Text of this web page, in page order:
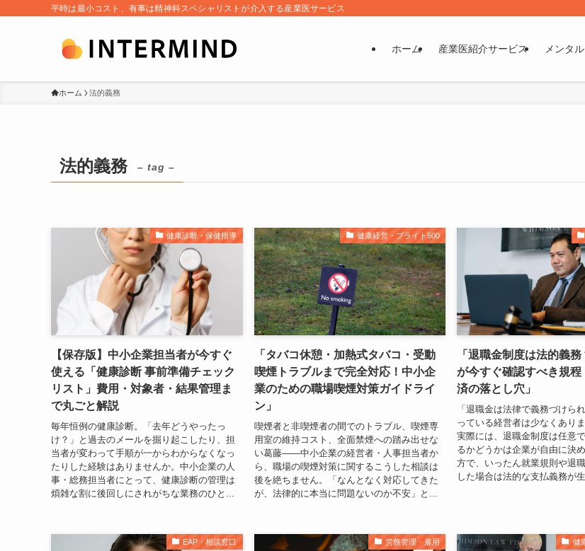
平時は最小コスト、有事は精神科スペシャリストが介入する産業医サービス
ホーム 産業医紹介サービス メンタ
ホーム 法的義務
法的義務 – tag –
健康診断・保健指導
【保存版】中小企業担当者が今すぐ
使える「健康診断 事前準備チェック
リスト」費用・対象者・結果管理ま
で丸ごと解説
毎年恒例の健康診断。「去年どうやったっ
け？」と過去のメールを掘り起こしたり、担
当者が変わって手順が一からわからなくなっ
たりした経験はありませんか。中小企業の人
事・総務担当者にとって、健康診断の管理は
煩雑な割に後回しにされがちな業務のひと...
健康経営・ブライト500
「タバコ休憩・加熱式タバコ・受動
喫煙トラブルまで完全対応！中小企
業のための職場喫煙対策ガイドライ
ン」
喫煙者と非喫煙者の間でのトラブル、喫煙専
用室の維持コスト、全面禁煙への踏み出せな
い葛藤——中小企業の経営者・人事担当者か
ら、職場の喫煙対策に関するこうした相談は
後を絶ちません。「なんとなく対応してきた
が、法律的に本当に問題ないのか不安」と...
「退職金制度は法的義
が今すぐ確認すべき規程
済の落とし穴」
「退職金は法律で義務づけら
っている経営者は少なくあり
実際には、退職金制度は任意
るかどうかは企業が自由に決
方で、いったん就業規則や退
した場合は法的な支払義務が
EAP・相談窓口 労務管理・雇用 健